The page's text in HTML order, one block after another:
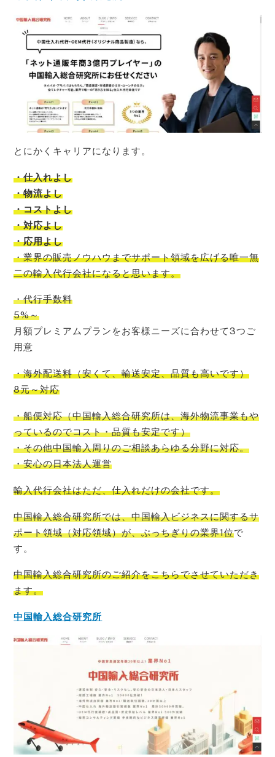
とにかくキャリアになります。
・仕入れよし
・物流よし
・コストよし
・対応よし
・応用よし
・業界の販売ノウハウまでサポート領域を広げる唯一無
二の輸入代行会社になると思います。
・代行手数料
5%～
月額プレミアムプランをお客様ニーズに合わせて3つご
用意
・海外配送料（安くて、輸送安定、品質も高いです）
8元～対応
・船便対応（中国輸入総合研究所は、海外物流事業もや
っているのでコスト・品質も安定です）
・その他中国輸入周りのご相談あらゆる分野に対応。
・安心の日本法人運営
輸入代行会社はただ、仕入れだけの会社です。
中国輸入総合研究所では、中国輸入ビジネスに関するサ
ポート領域（対応領域）が、ぶっちぎりの業界1位で
す。
中国輸入総合研究所のご紹介をこちらでさせていただき
ます。
中国輸入総合研究所